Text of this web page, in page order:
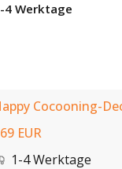
4 Werktage
Cocooning-
EUR
1-4 Werktage